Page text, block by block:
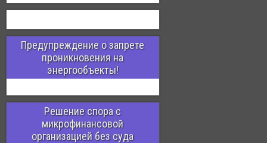
Предупреждение о запрете
проникновения на
энергообъекты!
Решение спора с
микрофинансовой
организацией без суда